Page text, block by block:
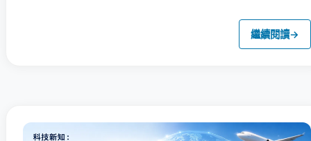
繼續閱讀→